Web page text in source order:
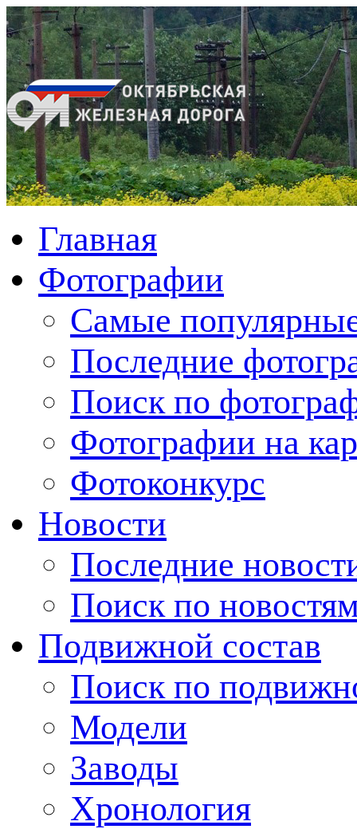
Главная
Фотографии
Cамые
Последние
Поиск по
Фотографии на
Фотоконкурс
Новости
Последние
Поиск по
Подвижной состав
Поиск по
Модели
Заводы
Хронология